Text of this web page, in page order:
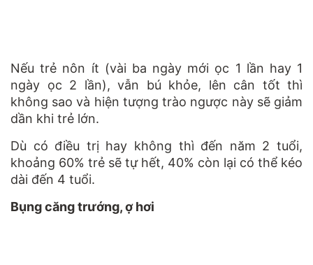
Nếu trẻ nôn ít (vài ba ngày mới ọc 1 lần hay 1
ngày ọc 2 lần), vẫn bú khỏe, lên cân tốt thì
không sao và hiện tượng trào ngược này sẽ giảm
dần khi trẻ lớn.
Dù có điều trị hay không thì đến năm 2 tuổi,
khoảng 60% trẻ sẽ tự hết, 40% còn lại có thể kéo
dài đến 4 tuổi.
Bụng căng trướng, ợ hơi